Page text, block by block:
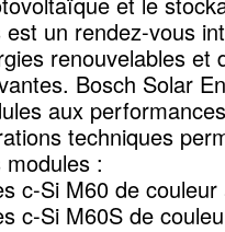
un rendez-vous
renouvelables et
Bosch Solar
aux
techniques
:
c-Si M60 de couleur
c-Si M60S de